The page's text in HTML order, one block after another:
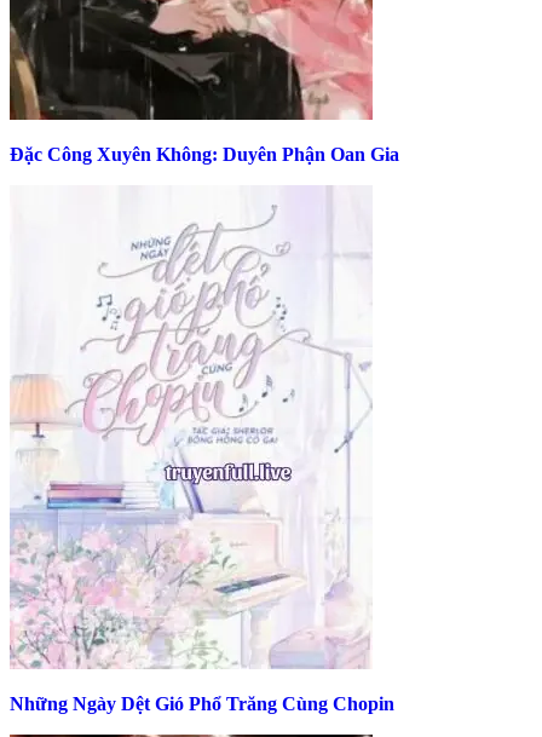
Đặc Công Xuyên Không: Duyên Phận Oan Gia
Những Ngày Dệt Gió Phổ Trăng Cùng Chopin